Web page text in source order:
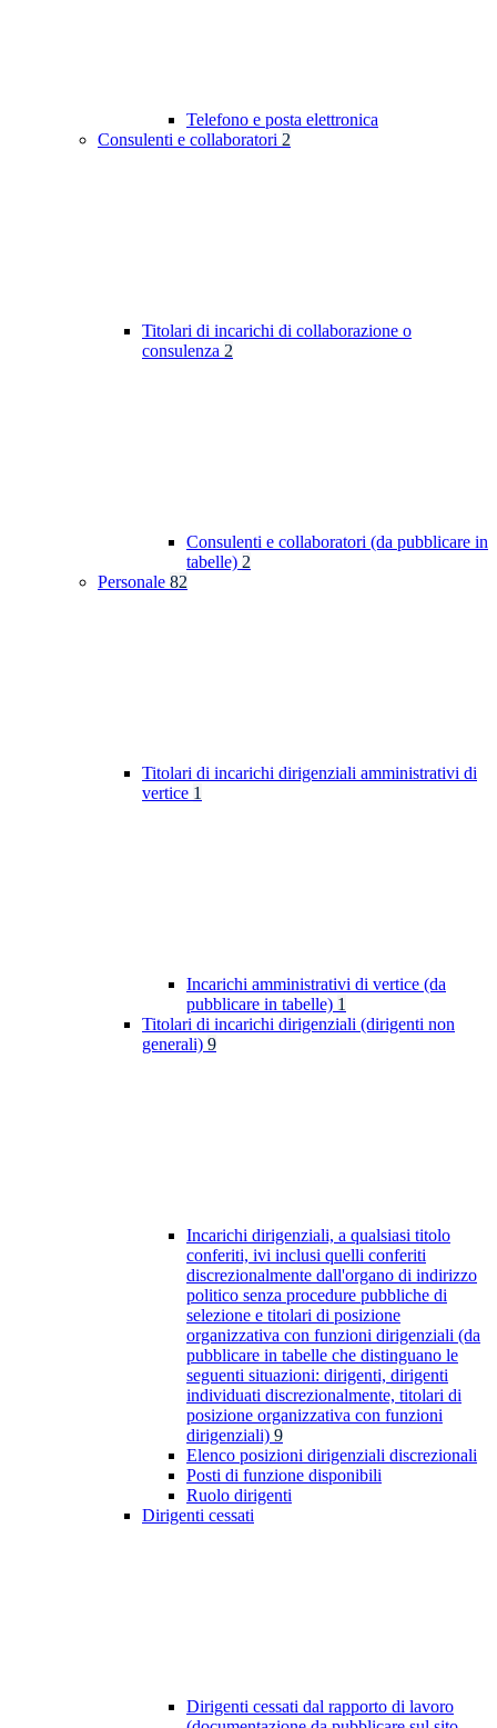
Telefono e posta elettronica
Consulenti e collaboratori 2
Titolari di incarichi di collaborazione o
consulenza 2
Consulenti e collaboratori (da pubblicare in
tabelle) 2
Personale 82
Titolari di incarichi dirigenziali amministrativi di
vertice 1
Incarichi amministrativi di vertice (da
pubblicare in tabelle) 1
Titolari di incarichi dirigenziali (dirigenti non
generali) 9
Incarichi dirigenziali, a qualsiasi titolo
conferiti, ivi inclusi quelli conferiti
discrezionalmente dall'organo di indirizzo
politico senza procedure pubbliche di
selezione e titolari di posizione
organizzativa con funzioni dirigenziali (da
pubblicare in tabelle che distinguano le
seguenti situazioni: dirigenti, dirigenti
individuati discrezionalmente, titolari di
posizione organizzativa con funzioni
dirigenziali) 9
Elenco posizioni dirigenziali discrezionali
Posti di funzione disponibili
Ruolo dirigenti
Dirigenti cessati
Dirigenti cessati dal rapporto di lavoro